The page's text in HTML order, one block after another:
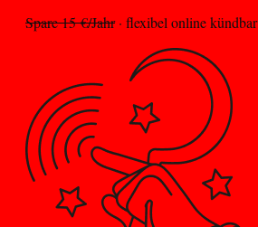
Spare 15 €/Jahr· flexibel online kündbar